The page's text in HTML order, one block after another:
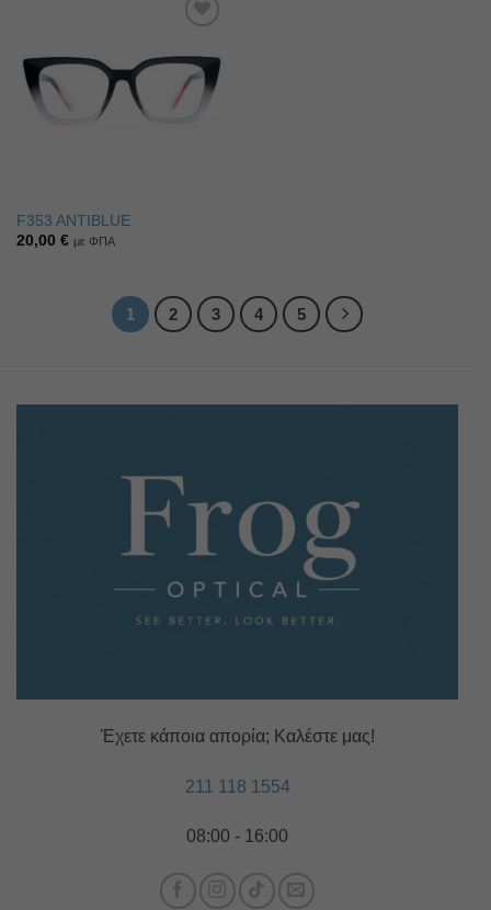
στην λίστα
επιθυμιών
F353 ANTIBLUE
20,00 € με ΦΠΑ
1 2 3 4 5
Έχετε κάποια απορία; Καλέστε μας!
211 118 1554
08:00 - 16:00